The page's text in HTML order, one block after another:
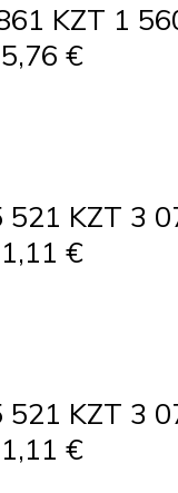
KZT 1
€
KZT 3
€
KZT 3
€